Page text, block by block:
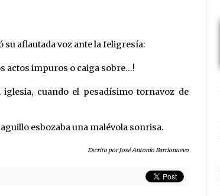
aflautada voz ante la feligresía:
actos impuros o caiga sobre...!
cuando el pesadísimo tornavoz de
esbozaba una malévola sonrisa.
Escrito por José Antonio Barrionuevo